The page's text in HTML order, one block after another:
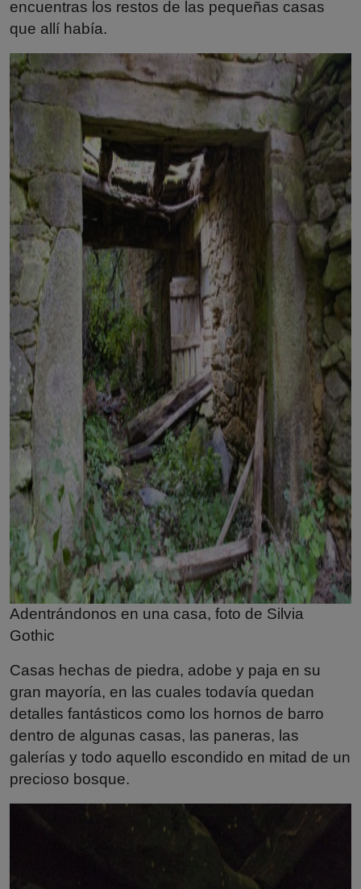
encuentras los restos de las pequeñas casas
que allí había.
Adentrándonos en una casa, foto de Silvia
Gothic
Casas hechas de piedra, adobe y paja en su
gran mayoría, en las cuales todavía quedan
detalles fantásticos como los hornos de barro
dentro de algunas casas, las paneras, las
galerías y todo aquello escondido en mitad de un
precioso bosque.